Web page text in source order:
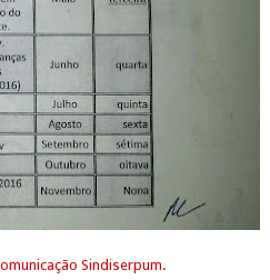
Sindiserpum.